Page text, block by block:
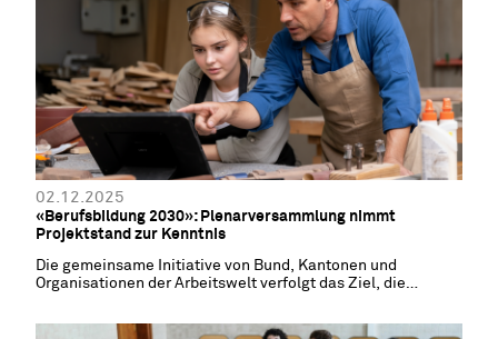
02.12.2025
«Berufsbildung 2030»: Plenarversammlung nimmt
Projektstand zur Kenntnis
Die gemeinsame Initiative von Bund, Kantonen und
Organisationen der Arbeitswelt verfolgt das Ziel, die